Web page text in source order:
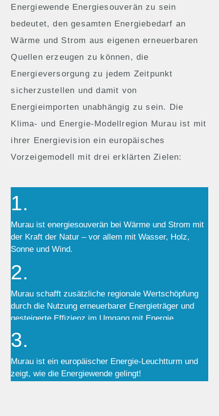
Energiewende Energiesouverän zu sein
bedeutet, den gesamten Energiebedarf an
Wärme und Strom aus eigenen erneuerbaren
Quellen erzeugen zu können, die
Energieversorgung zu jedem Zeitpunkt
sicherzustellen und damit von
Energieimporten unabhängig zu sein. Die
Klima- und Energie-Modellregion Murau ist mit
ihrer Energievision ein europäisches
Vorzeigemodell mit drei erklärten Zielen:
1.
Murau ist energiesouverän bei Wärme und Strom mit
der Kraft der Natur – vor allem mit Wasser, Holz,
Sonne und Wind.
2.
Murau schafft zusätzliche regionale Wertschöpfung
durch die Nutzung erneuerbarer Energieträger und
gesteigerte Effizienz im Umgang mit Energie.
3.
Murau ist ein europäischer Energie-Leuchtturm und
zeigt, wie die Energiewende gelingt!